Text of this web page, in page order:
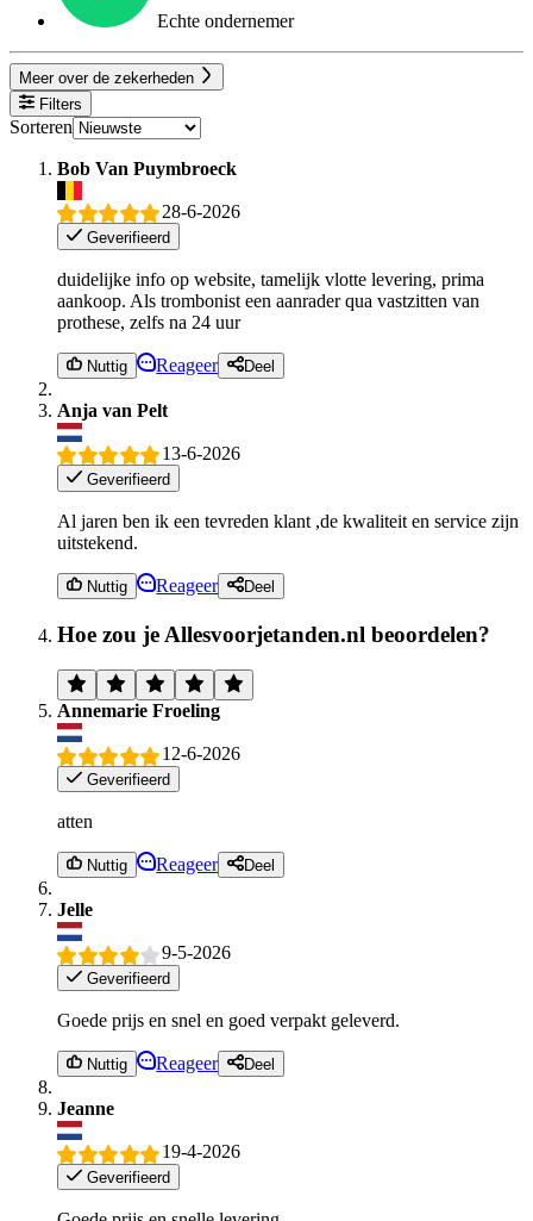
Echte ondernemer
Meer over de zekerheden
Filters
Sorteren
Bob Van Puymbroeck
28-6-2026
Geverifieerd
duidelijke info op website, tamelijk vlotte levering, prima
aankoop. Als trombonist een aanrader qua vastzitten van
prothese, zelfs na 24 uur
Nuttig Reageer Deel
Anja van Pelt
13-6-2026
Geverifieerd
Al jaren ben ik een tevreden klant ,de kwaliteit en service zijn
uitstekend.
Nuttig Reageer Deel
Hoe zou je Allesvoorjetanden.nl beoordelen?
Annemarie Froeling
12-6-2026
Geverifieerd
atten
Nuttig Reageer Deel
Jelle
9-5-2026
Geverifieerd
Goede prijs en snel en goed verpakt geleverd.
Nuttig Reageer Deel
Jeanne
19-4-2026
Geverifieerd